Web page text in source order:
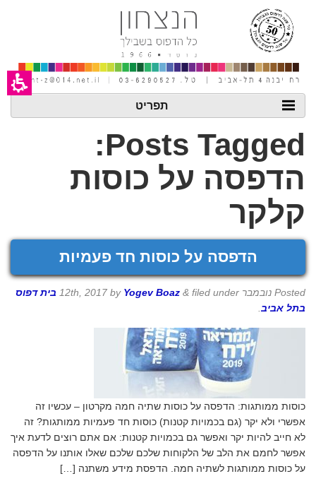
אינטרנט,
אנטר
לאזור
תוכן
תפריט
Posts Tagged:
הדפסה על כוסות
קלקר
הדפסה על כוסות חד פעמיות
Posted נובמבר 12th, 2017 by Yogev Boaz & filed under
בית דפוס
בתל אביב
כוסות ממותגות: הדפסה על כוסות שתיה חמה מקרטון – עכשיו זה
אפשרי ולא יקר (גם בכמויות קטנות) כוסות חד פעמיות ממותגות? זה
לא חייב להיות יקר ואפשר גם בכמויות קטנות: אם אתם רוצים לדעת איך
אפשר לחמם את הלב של הלקוחות שלכם שלכם שאלו אותנו על הדפסה
על כוסות ממותגות לשתיה חמה. הדפסת מידע משתנה […]